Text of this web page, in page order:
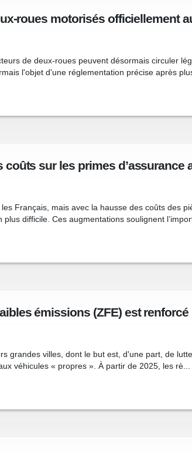
roues motorisés officiellement
de deux-roues peuvent désormais circuler
l'objet d'une réglementation précise après
coûts sur les primes d’assurance
Français, mais avec la hausse des coûts des
difficile. Ces augmentations soulignent
émissions (ZFE) est renforcé
grandes villes, dont le but est, d'une part, de
véhicules « propres ». À partir de 2025, les rè...